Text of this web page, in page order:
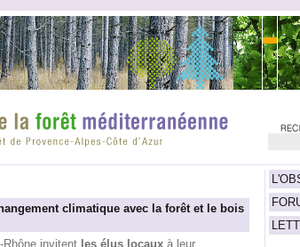
climatique avec la forêt et le bois
Rhône invitent les élus locauxà leur